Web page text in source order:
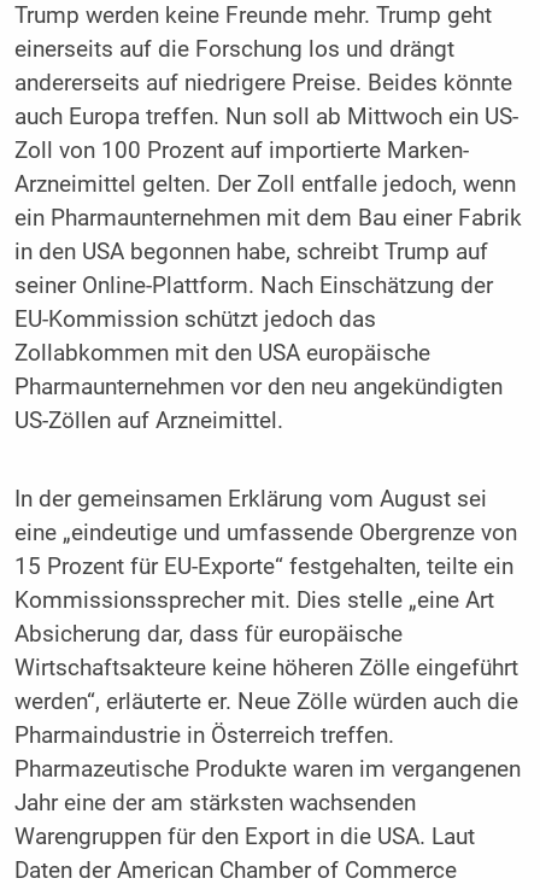
Trump werden keine Freunde mehr. Trump geht
einerseits auf die Forschung los und drängt
andererseits auf niedrigere Preise. Beides könnte
auch Europa treffen. Nun soll ab Mittwoch ein US-
Zoll von 100 Prozent auf importierte Marken-
Arzneimittel gelten. Der Zoll entfalle jedoch, wenn
ein Pharmaunternehmen mit dem Bau einer Fabrik
in den USA begonnen habe, schreibt Trump auf
seiner Online-Plattform. Nach Einschätzung der
EU-Kommission schützt jedoch das
Zollabkommen mit den USA europäische
Pharmaunternehmen vor den neu angekündigten
US-Zöllen auf Arzneimittel.
In der gemeinsamen Erklärung vom August sei
eine „eindeutige und umfassende Obergrenze von
15 Prozent für EU-Exporte“ festgehalten, teilte ein
Kommissionssprecher mit. Dies stelle „eine Art
Absicherung dar, dass für europäische
Wirtschaftsakteure keine höheren Zölle eingeführt
werden“, erläuterte er. Neue Zölle würden auch die
Pharmaindustrie in Österreich treffen.
Pharmazeutische Produkte waren im vergangenen
Jahr eine der am stärksten wachsenden
Warengruppen für den Export in die USA. Laut
Daten der American Chamber of Commerce